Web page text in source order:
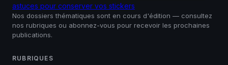
astuces pour conserver vos stickers
Nos dossiers thématiques sont en cours d'édition — consultez
nos rubriques ou abonnez-vous pour recevoir les prochaines
publications.
RUBRIQUES